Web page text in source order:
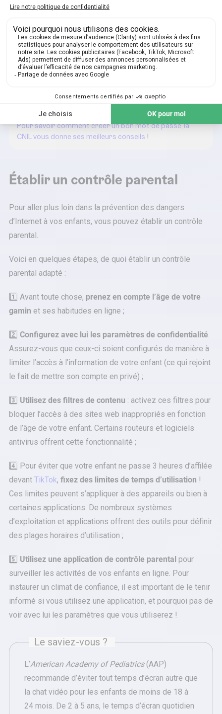
Internet: et oui, rien ne s’efface jamais réellement sur les
réseaux sociaux !
🔑Ne jamais partager ses mots de passe, et en créer un
en béton !
Pour savoir comment créer un bon mot de passe, la
CNIL vous donne ses meilleurs conseils !
Établir un contrôle parental
Pour aller plus loin dans la prévention des dangers
d’Internet à vos enfants, vous pouvez établir un contrôle
parental.
Voici en quelques étapes, de quoi établir un contrôle
parental adapté :
1️⃣ Avant toute chose, prenez en compte l’âge de votre
gamin et ses habitudes en ligne ;
2️⃣ Configurez avec lui les paramètres de confidentialité
Assurez-vous que ceux-ci soient configurés de manière à
limiter l’accès à l’information de votre enfant (ce qui rejoint
le fait de mettre son compte en privé) ;
3️⃣ Utilisez des filtres de contenu : activez ces filtres pour
bloquer l’accès à des sites web inappropriés en fonction
de l’âge de votre enfant. Certains routeurs et logiciels
antivirus offrent cette fonctionnalité ;
4️⃣ Pour éviter que votre enfant ne passe 3 heures d’affilée
devant TikTok, fixez des limites de temps d’utilisation !
Ces limites peuvent s’appliquer à des appareils ou bien à
certaines applications. De nombreux systèmes
d’exploitation et applications offrent des outils pour définir
des plages horaires d’utilisation ;
5️⃣ Utilisez une application de contrôle parental pour
surveiller les activités de vos enfants en ligne. Pour
instaurer un climat de confiance, il est important de le tenir
informé si vous utilisez une application, et pourquoi pas de
voir avec lui les paramètres que vous utiliserez !
Le saviez-vous ?
L’American Academy of Pediatrics(AAP)
recommande d’éviter tout temps d’écran autre que
la chat vidéo pour les enfants de moins de 18 à
24 mois. De 2 à 5 ans, le temps d’écran quotidien